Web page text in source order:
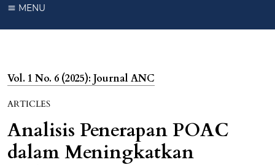
MENU
Vol. 1 No. 6 (2025): Journal ANC
ARTICLES
Analisis Penerapan POAC
dalam Meningkatkan